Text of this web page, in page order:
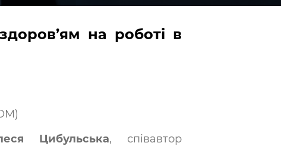
на роботі в
Цибульська, співавтор